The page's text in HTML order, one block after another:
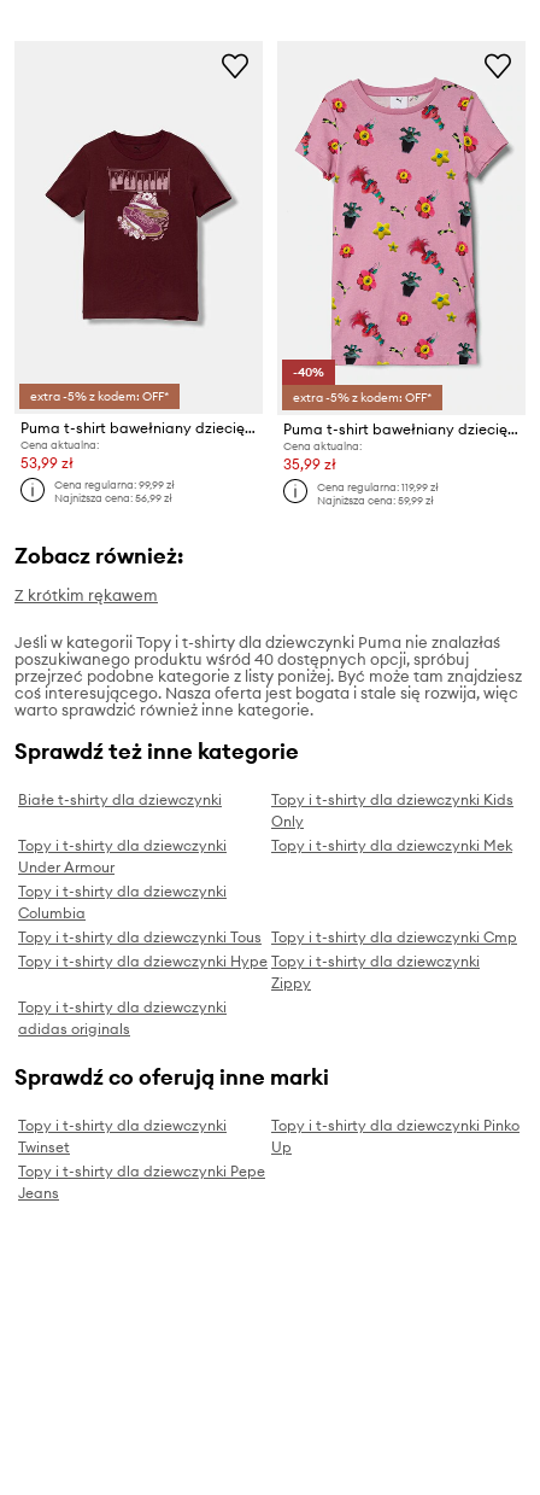
extra -5% z kodem: OFF*
Puma t-shirt bawełniany dziecięcy GRAPHIC Sneaker Tee G
Cena aktualna:
53,99 zł
Cena regularna:99,99 zł
Najniższa cena:56,99 zł
-40%
extra -5% z kodem: OFF*
Puma t-shirt bawełniany dziecięcy X TROLLS Elongated Tee
Cena aktualna:
35,99 zł
Cena regularna:119,99 zł
Najniższa cena:59,99 zł
Zobacz również:
Z krótkim rękawem
Jeśli w kategorii Topy i t-shirty dla dziewczynki Puma nie znalazłaś
poszukiwanego produktu wśród 40 dostępnych opcji, spróbuj
przejrzeć podobne kategorie z listy poniżej. Być może tam znajdziesz
coś interesującego. Nasza oferta jest bogata i stale się rozwija, więc
warto sprawdzić również inne kategorie.
Sprawdź też inne kategorie
Białe t-shirty dla dziewczynki
Topy i t-shirty dla dziewczynki Kids
Only
Topy i t-shirty dla dziewczynki
Under Armour
Topy i t-shirty dla dziewczynki Mek
Topy i t-shirty dla dziewczynki
Columbia
Topy i t-shirty dla dziewczynki Tous Topy i t-shirty dla dziewczynki Cmp
Topy i t-shirty dla dziewczynki Hype Topy i t-shirty dla dziewczynki
Zippy
Topy i t-shirty dla dziewczynki
adidas originals
Sprawdź co oferują inne marki
Topy i t-shirty dla dziewczynki
Twinset
Topy i t-shirty dla dziewczynki Pinko
Up
Topy i t-shirty dla dziewczynki Pepe
Jeans